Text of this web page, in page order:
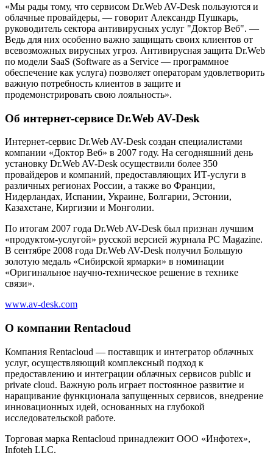
«Мы рады тому, что сервисом Dr.Web AV-Desk пользуются и
облачные провайдеры, — говорит Александр Пушкарь,
руководитель сектора антивирусных услуг "Доктор Веб". —
Ведь для них особенно важно защищать своих клиентов от
всевозможных вирусных угроз. Антивирусная защита Dr.Web
по модели SaaS (Software as a Service — программное
обеспечение как услуга) позволяет операторам удовлетворить
важную потребность клиентов в защите и
продемонстрировать свою лояльность».
Об интернет-сервисе Dr.Web AV-Desk
Интернет-сервис Dr.Web AV-Desk создан специалистами
компании «Доктор Веб» в 2007 году. На сегодняшний день
установку Dr.Web AV-Desk осуществили более 350
провайдеров и компаний, предоставляющих ИТ-услуги в
различных регионах России, а также во Франции,
Нидерландах, Испании, Украине, Болгарии, Эстонии,
Казахстане, Киргизии и Монголии.
По итогам 2007 года Dr.Web AV-Desk был признан лучшим
«продуктом-услугой» русской версией журнала PC Magazine.
В сентябре 2008 года Dr.Web AV-Desk получил Большую
золотую медаль «Сибирской ярмарки» в номинации
«Оригинальное научно-техническое решение в технике
связи».
www.av-desk.com
О компании Rentacloud
Компания Rentacloud — поставщик и интегратор облачных
услуг, осуществляющий комплексный подход к
предоставлению и интеграции облачных сервисов public и
private cloud. Важную роль играет постоянное развитие и
наращивание функционала запущенных сервисов, внедрение
инновационных идей, основанных на глубокой
исследовательской работе.
Торговая марка Rentacloud принадлежит ООО «Инфотех»,
Infoteh LLC.